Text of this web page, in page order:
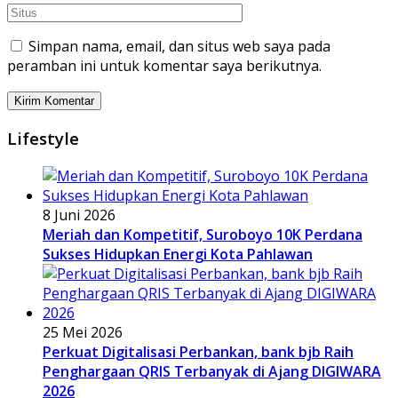
Simpan nama, email, dan situs web saya pada
peramban ini untuk komentar saya berikutnya.
Lifestyle
8 Juni 2026
Meriah dan Kompetitif, Suroboyo 10K Perdana
Sukses Hidupkan Energi Kota Pahlawan
25 Mei 2026
Perkuat Digitalisasi Perbankan, bank bjb Raih
Penghargaan QRIS Terbanyak di Ajang DIGIWARA
2026